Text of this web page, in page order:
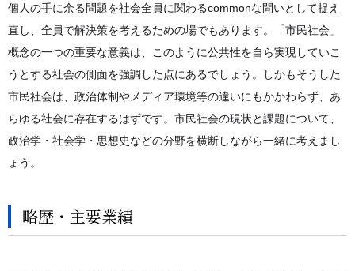
個人の手に余る問題を社会全員に関わるcommonな問いとして捉え
直し、全員で解決策を考えるための場でもあります。「市民社会」
概念の一つの重要な意義は、このように公共性を自ら実現していこ
うとする社会の側面を強調した点にあるでしょう。しかもそうした
市民社会は、政治体制やメディア環境等の違いにもかかわらず、あ
らゆる社会に存在するはずです。市民社会の現状と課題について、
政治学・社会学・思想史などの分野を横断しながら一緒に考えまし
ょう。
略歴・主要業績